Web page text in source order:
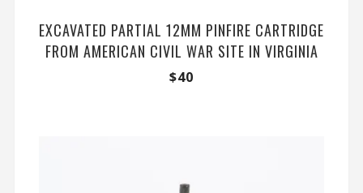
EXCAVATED PARTIAL 12MM PINFIRE CARTRIDGE
FROM AMERICAN CIVIL WAR SITE IN VIRGINIA
$40